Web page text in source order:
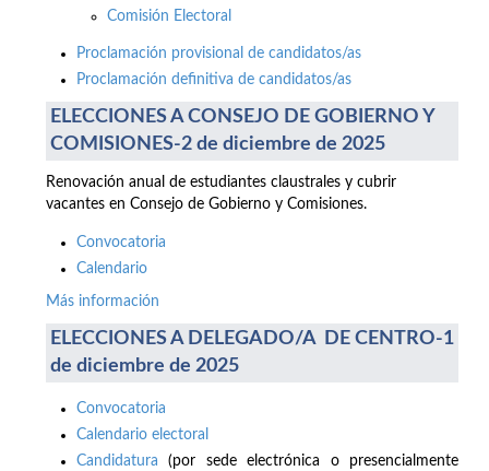
Comisión Electoral
Proclamación provisional de candidatos/as
Proclamación definitiva de candidatos/as
ELECCIONES A CONSEJO DE GOBIERNO Y
COMISIONES-2 de diciembre de 2025
Renovación anual de estudiantes claustrales y cubrir
vacantes en Consejo de Gobierno y Comisiones.
Convocatoria
Calendario
Más información
ELECCIONES A DELEGADO/A DE CENTRO-1
de diciembre de 2025
Convocatoria
Calendario electoral
Candidatura (por sede electrónica o presencialmente